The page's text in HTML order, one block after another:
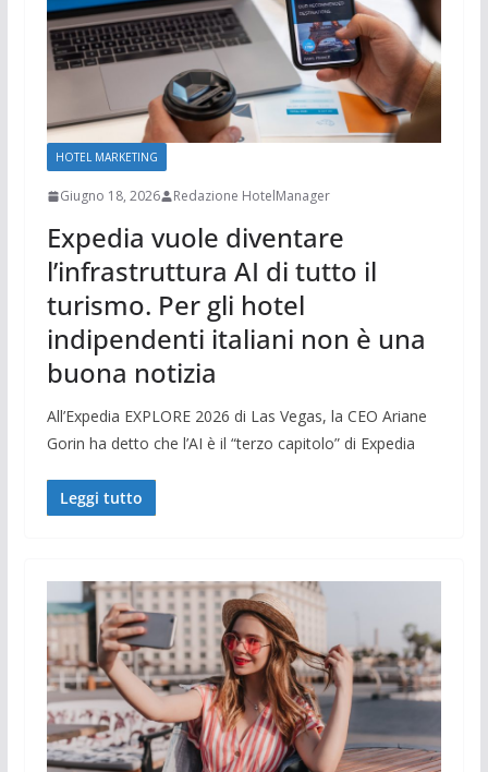
HOTEL MARKETING
Giugno 18, 2026 Redazione HotelManager
Expedia vuole diventare
l’infrastruttura AI di tutto il
turismo. Per gli hotel
indipendenti italiani non è una
buona notizia
All’Expedia EXPLORE 2026 di Las Vegas, la CEO Ariane
Gorin ha detto che l’AI è il “terzo capitolo” di Expedia
Leggi tutto